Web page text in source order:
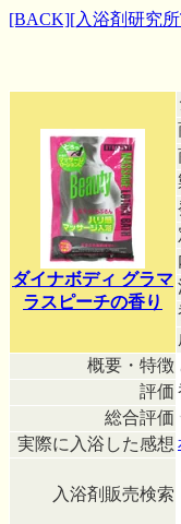
[BACK][入浴剤研究
ダイナボディ グラマ
ラスピーチの香り
概要・特徴
評価
総合評価
実際に入浴した感想
入浴剤販売検索